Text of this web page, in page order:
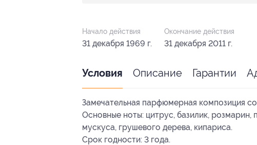
Начало действия
31 декабря 1969 г.
Окончание действия
31 декабря 2011 г.
Условия Описание Гарантии
Замечательная парфюмерная композиция
Основные ноты: цитрус, базилик,
мускуса, грушевого дерева, кипариса.
Срок годности: 3 года.